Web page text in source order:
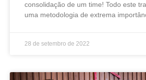
consolidação de um time! Todo este
uma metodologia de extrema
28 de setembro de 2022